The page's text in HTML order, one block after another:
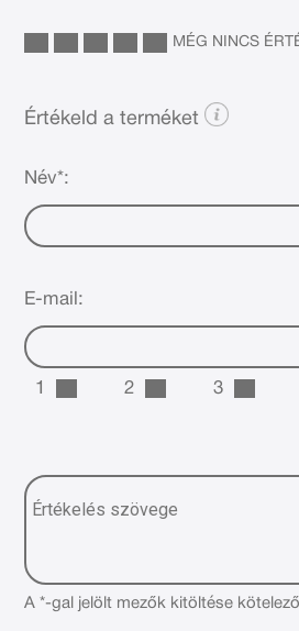
MÉG NINCS
Értékeld a terméket
Név*:
E-mail:
1 2 3
A *-gal jelölt mezők kitöltése